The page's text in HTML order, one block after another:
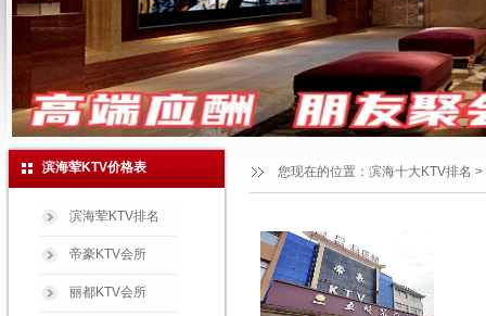
滨海荤KTV价格表
滨海荤KTV排名
帝豪KTV会所
丽都KTV会所
您现在的位置： 滨海十大KTV排名 >